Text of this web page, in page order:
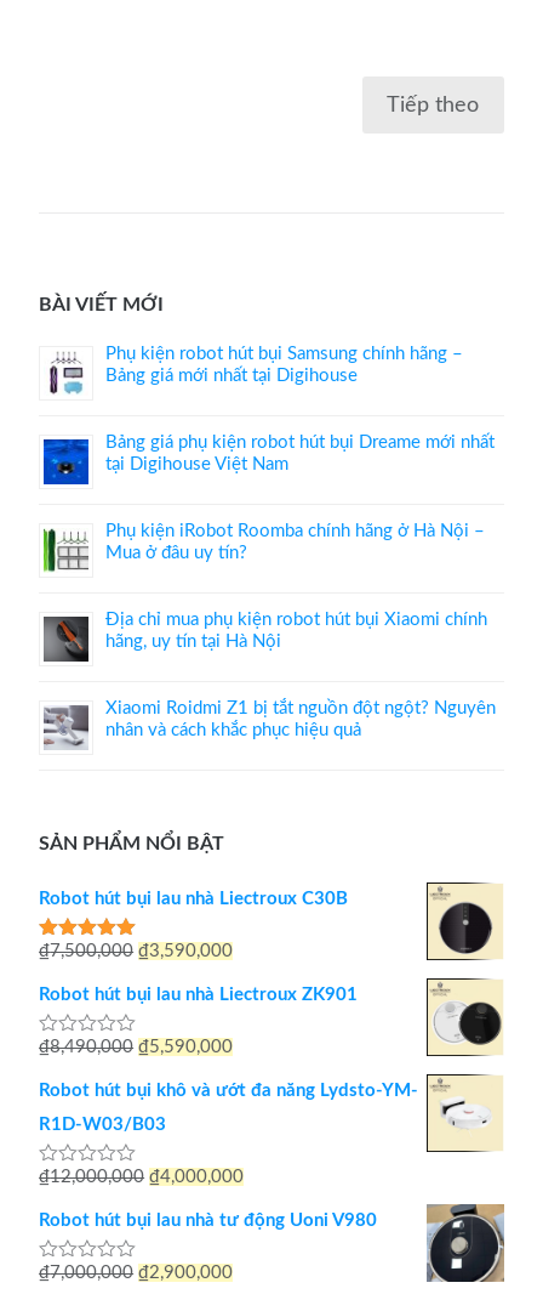
Tiếp theo
BÀI VIẾT MỚI
Phụ kiện robot hút bụi Samsung chính hãng –
Bảng giá mới nhất tại Digihouse
Bảng giá phụ kiện robot hút bụi Dreame mới nhất
tại Digihouse Việt Nam
Phụ kiện iRobot Roomba chính hãng ở Hà Nội –
Mua ở đâu uy tín?
Địa chỉ mua phụ kiện robot hút bụi Xiaomi chính
hãng, uy tín tại Hà Nội
Xiaomi Roidmi Z1 bị tắt nguồn đột ngột? Nguyên
nhân và cách khắc phục hiệu quả
SẢN PHẨM NỔI BẬT
Robot hút bụi lau nhà Liectroux C30B
Được xếp
5 sao
₫7,500,000 Giá
gốc
₫7,500,000.
₫3,590,000Giá
hiện
là:
₫3,590,000.
Robot hút bụi lau nhà Liectroux ZK901
Được
hạng
5
sao
₫8,490,000 Giá
gốc
là:
₫5,590,000Giá
hiện
₫5,590,000.
Robot hút bụi khô và ướt đa năng Lydsto-YM-
R1D-W03/B03
Được
hạng
5
sao
₫12,000,000 Giá
gốc
₫12,000,000.
₫4,000,000Giá
hiện
Robot hút bụi lau nhà tư động Uoni V980
Được
₫7,000,000 Giá
₫2,900,000Giá